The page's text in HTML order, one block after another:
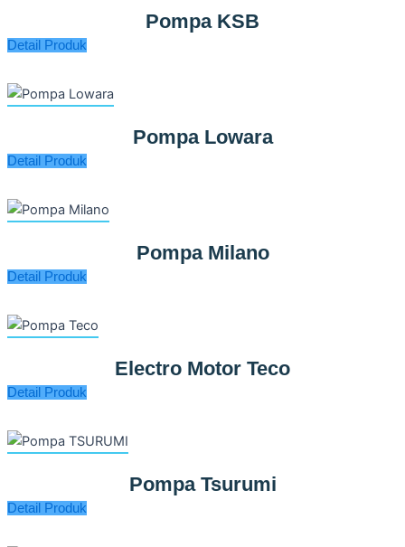
Pompa KSB
Detail Produk
Pompa Lowara
Detail Produk
Pompa Milano
Detail Produk
Electro Motor Teco
Detail Produk
Pompa Tsurumi
Detail Produk